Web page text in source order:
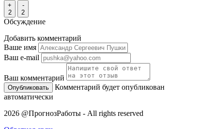
+
2
-
2
Обсуждение
Добавить комментарий
Ваше имя
Ваш e-mail
Ваш комментарий
Комментарий будет опубликован
автоматически
2026 @ПрогнозРаботы - All rights reserved